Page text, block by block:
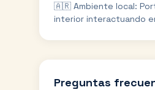
🇦🇷 Ambiente local:
interior interactuando
Preguntas